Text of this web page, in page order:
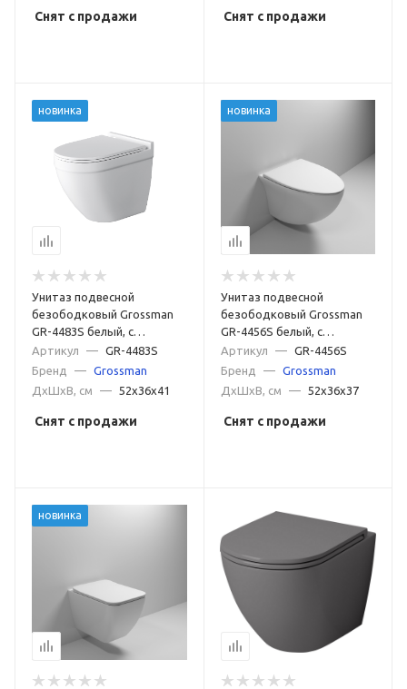
Снят с продажи Снят с продажи
новинка
Унитаз подвесной
безободковый Grossman
GR-4483S белый, с
сиденьем микролифт
Артикул — GR-4483S
Бренд
— Grossman
ДxШxВ, см
— 52x36x41
Снят с продажи
новинка
Унитаз подвесной
безободковый Grossman
GR-4456S белый, с
сиденьем микролифт
Артикул —
GR-4456S
Бренд
—
Grossman
ДxШxВ, см
— 52x36x37
Снят с продажи
новинка